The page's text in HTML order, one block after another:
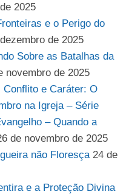
2025
e o Perigo do
de 2025
Sobre as Batalhas da
novembro de 2025
e Caráter: O
na Igreja – Série
– Quando a
de novembro de 2025
não Floresça 24 de
e a Proteção Divina